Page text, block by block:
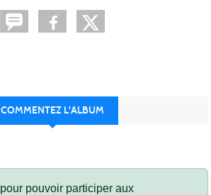
COMMENTEZ L'ALBUM
pour pouvoir participer aux